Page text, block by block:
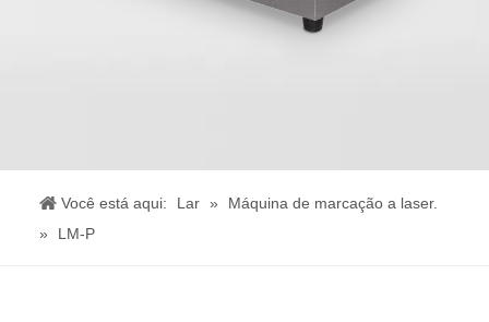
Você está aqui: Lar »
Máquina de marcação a laser.
»
LM-P